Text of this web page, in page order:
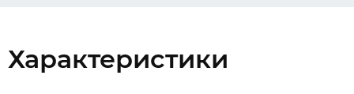
Характеристики